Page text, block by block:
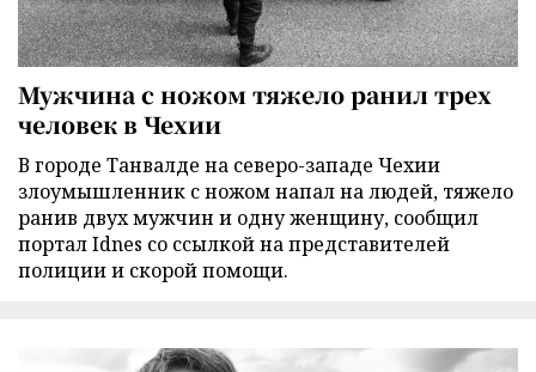
Мужчина с ножом тяжело ранил трех
человек в Чехии
В городе Танвалде на северо-западе Чехии
злоумышленник с ножом напал на людей, тяжело
ранив двух мужчин и одну женщину, сообщил
портал Idnes со ссылкой на представителей
полиции и скорой помощи.